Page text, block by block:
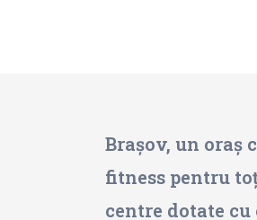
Brașov, un oraș
fitness pentru
centre dotate